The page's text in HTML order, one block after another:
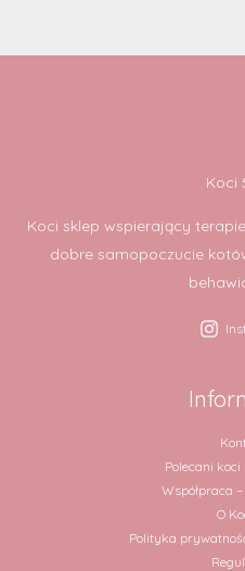
Koci
Koci sklep wspierający
dobre samopoczucie
Polecani
Współpraca
O
Polityka